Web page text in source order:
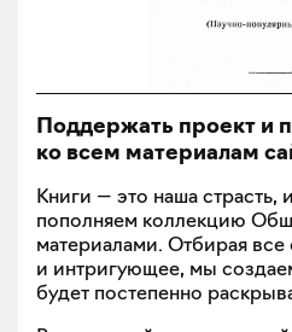
Поддержать проект и
ко всем материалам
Книги — это наша
пополняем коллекцию
материалами. Отбирая
и интригующее, мы
будет постепенно